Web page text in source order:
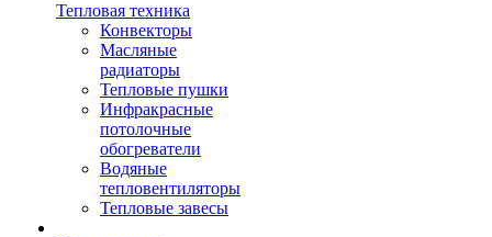
Тепловая техника
Конвекторы
Масляные
радиаторы
Тепловые пушки
Инфракрасные
потолочные
обогреватели
Водяные
тепловентиляторы
Тепловые завесы